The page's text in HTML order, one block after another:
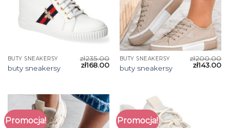
BUTY SNEAKERSY
buty sneakersy
zł235.00
zł168.00
BUTY SNEAKERSY
buty sneakersy
zł200.00
zł143.00
Promocja! Promocja!